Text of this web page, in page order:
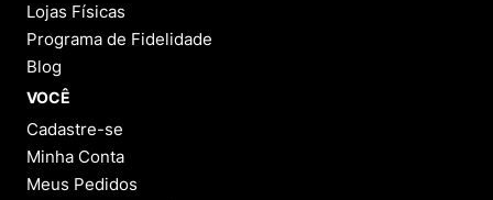
Lojas Físicas
Programa de Fidelidade
Blog
VOCÊ
Cadastre-se
Minha Conta
Meus Pedidos